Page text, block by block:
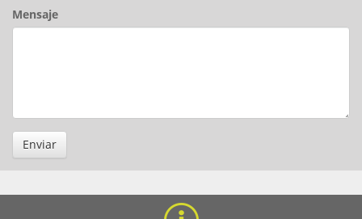
Mensaje
Enviar